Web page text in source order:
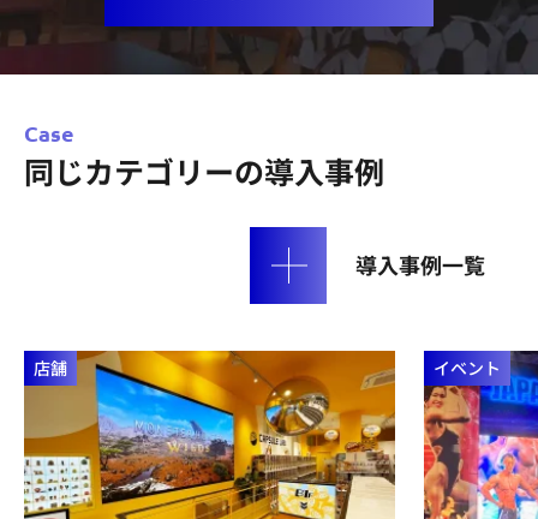
Case
同じカテゴリーの導入事例
導入事例一覧
店舗 イベント